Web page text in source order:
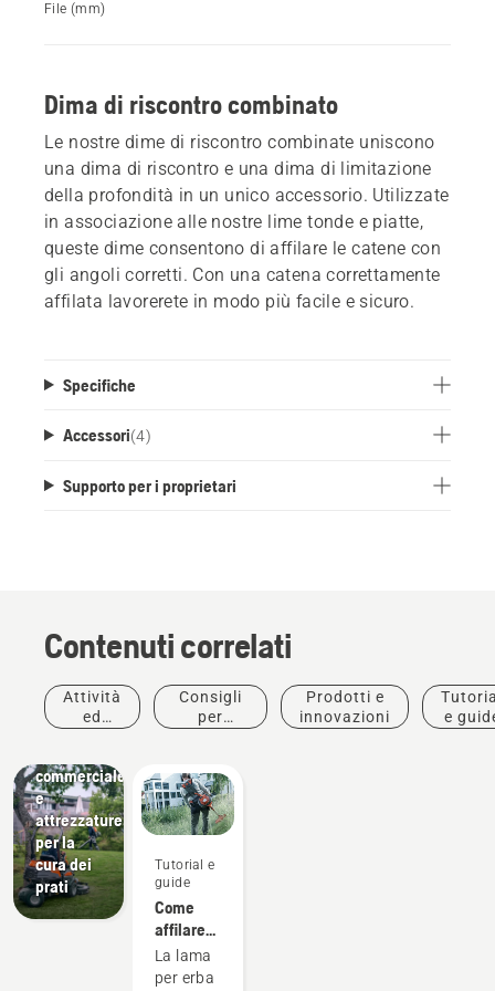
File (mm)
Dima di riscontro combinato
Le nostre dime di riscontro combinate uniscono
una dima di riscontro e una dima di limitazione
della profondità in un unico accessorio. Utilizzate
in associazione alle nostre lime tonde e piatte,
queste dime consentono di affilare le catene con
gli angoli corretti. Con una catena correttamente
affilata lavorerete in modo più facile e sicuro.
Specifiche
Accessori(4)
Supporto per i proprietari
Contenuti correlati
Attività
ed
Consigli
per
Prodotti e
innovazioni
e
l'architettura
paesaggistica,
attrezzature
per la
progettazione
commerciale
e
attrezzature
per la
cura dei
prati
Tutorial e
guide
Come
affilare
la lama
per erba
La lama
per erba